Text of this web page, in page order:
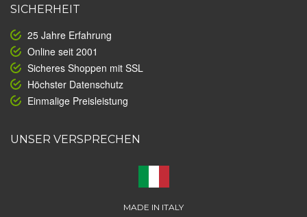
SICHERHEIT
25 Jahre Erfahrung
Online seit 2001
Sicheres Shoppen mit SSL
Höchster Datenschutz
Einmalige Preisleistung
UNSER VERSPRECHEN
MADE IN ITALY